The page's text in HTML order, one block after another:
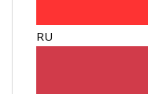
RU